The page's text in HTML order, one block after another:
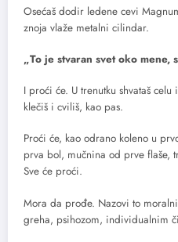
Osećaš dodir ledene cevi
znoja vlaže metalni cilindar.
„To je stvaran svet oko mene,
I proći će. U trenutku shvataš
klečiš i cviliš, kao pas.
Proći će, kao odrano koleno u
prva bol, mučnina od prve flaše,
Sve će proći.
Mora da prođe. Nazovi to
greha, psihozom, individualnim